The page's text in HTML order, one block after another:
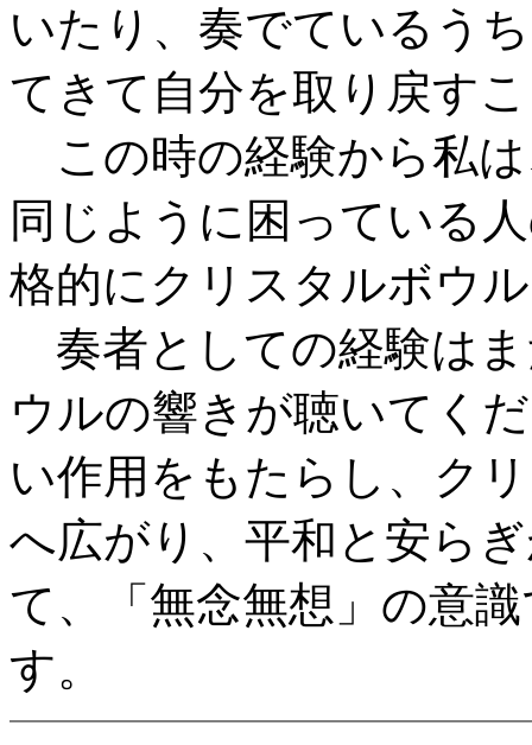
いたり、奏でているう
てきて自分を取り戻す
この時の経験から私
同じように困っている
格的にクリスタルボウ
奏者としての経験は
ウルの響きが聴いてく
い作用をもたらし、ク
へ広がり、平和と安ら
て、「無念無想」の意
す。